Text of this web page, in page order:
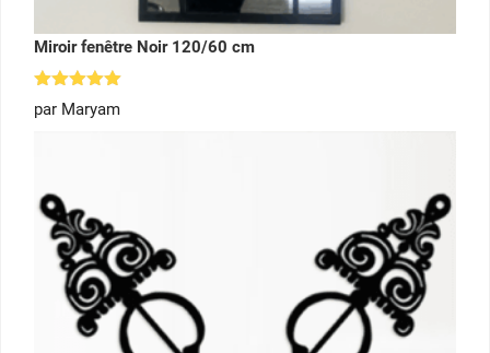
Miroir fenêtre Noir 120/60 cm
Note
sur 5
par Maryam